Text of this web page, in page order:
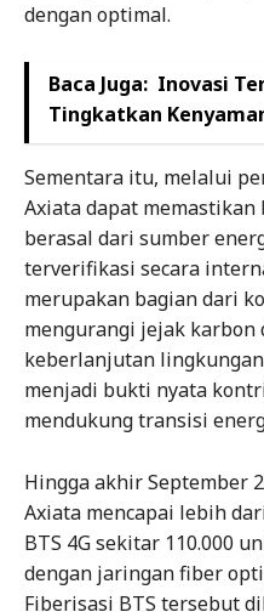
dengan optimal.
Baca Juga: Inovasi
Tingkatkan
Sementara itu, melalui
Axiata dapat
berasal dari sumber
terverifikasi secara
merupakan bagian dari
mengurangi jejak karbon
keberlanjutan
menjadi bukti nyata
mendukung transisi
Hingga akhir September
Axiata mencapai lebih
BTS 4G sekitar 110.000
dengan jaringan fiber
Fiberisasi BTS tersebut